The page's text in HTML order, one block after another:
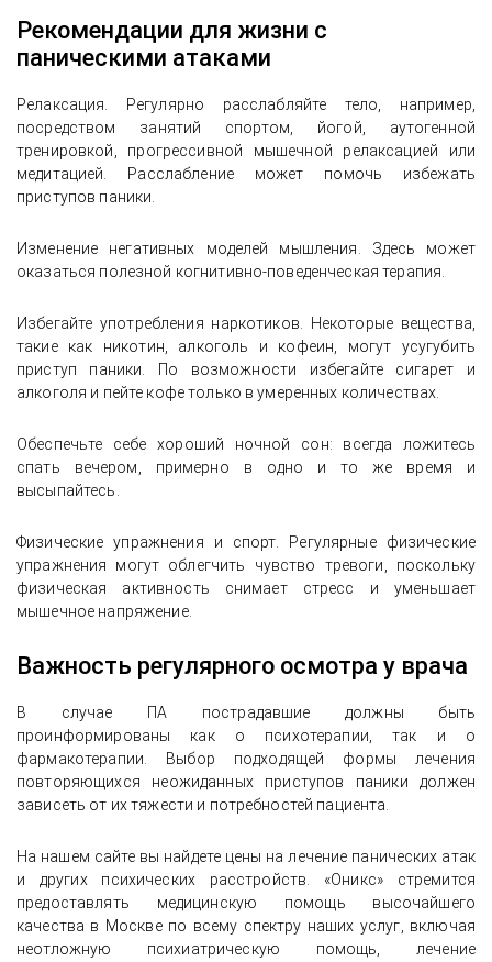
Рекомендации для жизни с
паническими атаками
Релаксация. Регулярно расслабляйте тело, например,
посредством занятий спортом, йогой, аутогенной
тренировкой, прогрессивной мышечной релаксацией или
медитацией. Расслабление может помочь избежать
приступов паники.
Изменение негативных моделей мышления. Здесь может
оказаться полезной когнитивно-поведенческая терапия.
Избегайте употребления наркотиков. Некоторые вещества,
такие как никотин, алкоголь и кофеин, могут усугубить
приступ паники. По возможности избегайте сигарет и
алкоголя и пейте кофе только в умеренных количествах.
Обеспечьте себе хороший ночной сон: всегда ложитесь
спать вечером, примерно в одно и то же время и
высыпайтесь.
Физические упражнения и спорт. Регулярные физические
упражнения могут облегчить чувство тревоги, поскольку
физическая активность снимает стресс и уменьшает
мышечное напряжение.
Важность регулярного осмотра у врача
В случае ПА пострадавшие должны быть
проинформированы как о психотерапии, так и о
фармакотерапии. Выбор подходящей формы лечения
повторяющихся неожиданных приступов паники должен
зависеть от их тяжести и потребностей пациента.
На нашем сайте вы найдете цены на лечение панических атак
и других психических расстройств. «Оникс» стремится
предоставлять медицинскую помощь высочайшего
качества в Москве по всему спектру наших услуг, включая
неотложную психиатрическую помощь, лечение